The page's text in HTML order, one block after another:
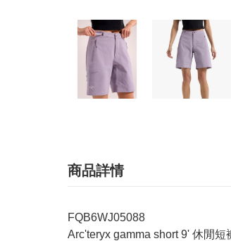
商品詳情
FQB6WJ05088
Arc'teryx gamma short 9' 休閒短